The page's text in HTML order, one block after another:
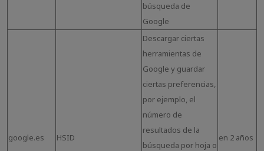
búsqueda de
Google
google.es HSID
Descargar ciertas
herramientas de
Google y guardar
ciertas preferencias,
por ejemplo, el
número de
resultados de la
búsqueda por hoja o
en 2 años